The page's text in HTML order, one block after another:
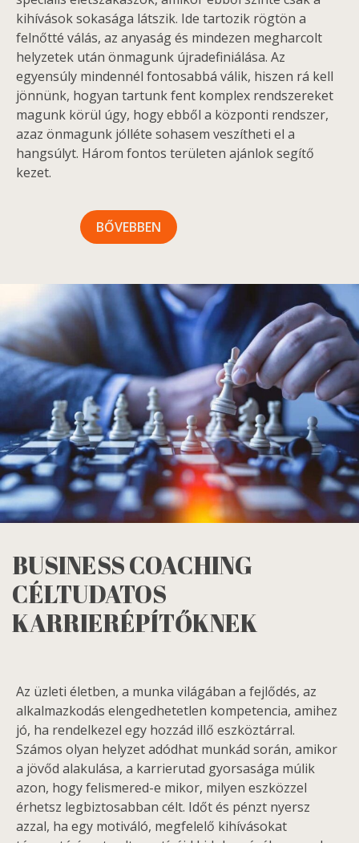
kihívások sokasága látszik. Ide tartozik rögtön a
felnőtté válás, az anyaság és mindezen megharcolt
helyzetek után önmagunk újradefiniálása. Az
egyensúly mindennél fontosabbá válik, hiszen rá kell
jönnünk, hogyan tartunk fent komplex rendszereket
magunk körül úgy, hogy ebből a központi rendszer,
azaz önmagunk jólléte sohasem veszítheti el a
hangsúlyt. Három fontos területen ajánlok segítő
kezet.
BŐVEBBEN
BUSINESS COACHING
CÉLTUDATOS
KARRIERÉPÍTŐKNEK
Az üzleti életben, a munka világában a fejlődés, az
alkalmazkodás elengedhetetlen kompetencia, amihez
jó, ha rendelkezel egy hozzád illő eszköztárral.
Számos olyan helyzet adódhat munkád során, amikor
a jövőd alakulása, a karrierutad gyorsasága múlik
azon, hogy felismered-e mikor, milyen eszközzel
érhetsz legbiztosabban célt. Időt és pénzt nyersz
azzal, ha egy motiváló, megfelelő kihívásokat